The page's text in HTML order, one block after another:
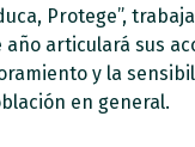
Protege”,
articulará sus
y la
en general.